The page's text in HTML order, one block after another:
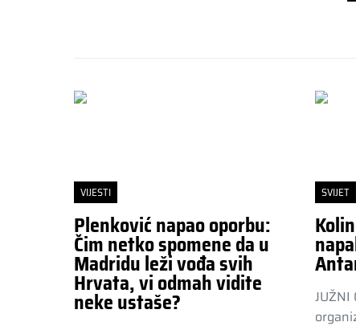
VIJESTI
Plenković napao oporbu:
Čim netko spomene da u
Madridu leži vođa svih
Hrvata, vi odmah vidite
neke ustaše?
SVIJET
JUŽNI